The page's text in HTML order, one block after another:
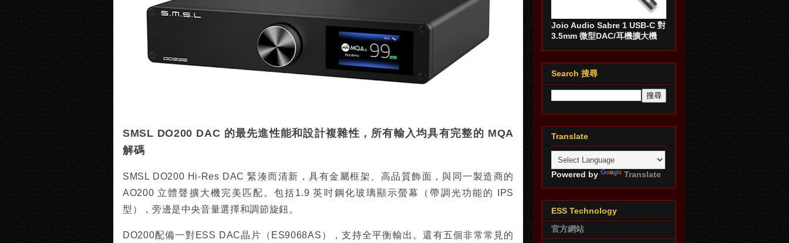
SMSL DO200 DAC 的最先進性能和設計複雜性，所有輸入均具有完整的 MQA
解碼
SMSL DO200 Hi-Res DAC 緊湊而清新，具有金屬框架、高品質飾面，與同一製造商的
AO200 立體聲擴大機完美匹配。包括1.9 英吋鋼化玻璃顯示螢幕（帶調光功能的 IPS
型），旁邊是中央音量選擇和調節旋鈕。
DO200配備一對ESS DAC晶片（ES9068AS），支持全平衡輸出。還有五個非常常見的
Joio Audio Sabre 1 USB-C 對
3.5mm 微型DAC/耳機擴大機
Search 搜尋
Translate
Powered by Translate
ESS Technology
官方網站